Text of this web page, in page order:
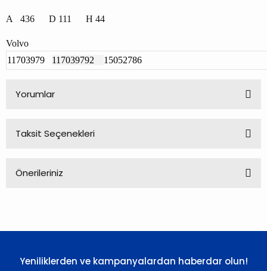
A 436 D 111 H 44
Volvo
11703979 117039792 15052786
Yorumlar
Taksit Seçenekleri
Önerileriniz
Ürün resmi kalitesiz, bozuk veya görüntülenemiyor.
Yeniliklerden ve kampanyalardan haberdar olun!